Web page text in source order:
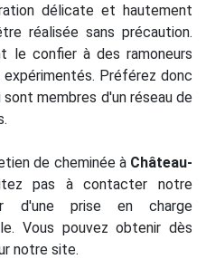
délicate et hautement
réalisée sans précaution.
le confier à des ramoneurs
Préférez donc
membres d'un réseau de
de cheminée à Château-
pas à contacter notre
d'une prise en charge
Vous pouvez obtenir dès
notre site.